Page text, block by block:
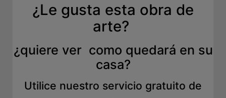
¿Le gusta esta obra de
arte?
¿quiere ver como quedará en su
casa?
Utilice nuestro servicio gratuito de